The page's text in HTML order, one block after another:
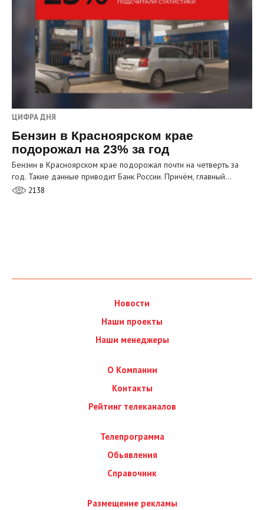
ЦИФРА ДНЯ
Бензин в Красноярском крае
подорожал на 23% за год
Бензин в Красноярском крае подорожал почти на четверть за
год. Такие данные приводит Банк России. Причём, главный…
2138
Новости
Наши проекты
Наши менеджеры
О Компании
Контакты
Рейтинг телеканалов
Телепрограмма
Обьявления
Справочник
Размещение рекламы